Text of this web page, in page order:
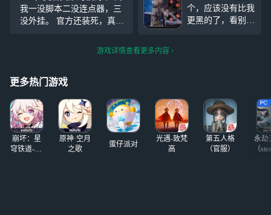
我一没脚本二没连点器，三
没外挂。 官方还装死，真正
封。 我什么没干，发个言骂c
世
个，应该没有比我
更黑的了，看别人
游戏详情查看更多内容
更多热门游戏
崩坏：星
穹铁道-4.4
原神·空月
之歌
蛋仔派对
光遇-致梵
高
第五人格
（官服）
永劫
（